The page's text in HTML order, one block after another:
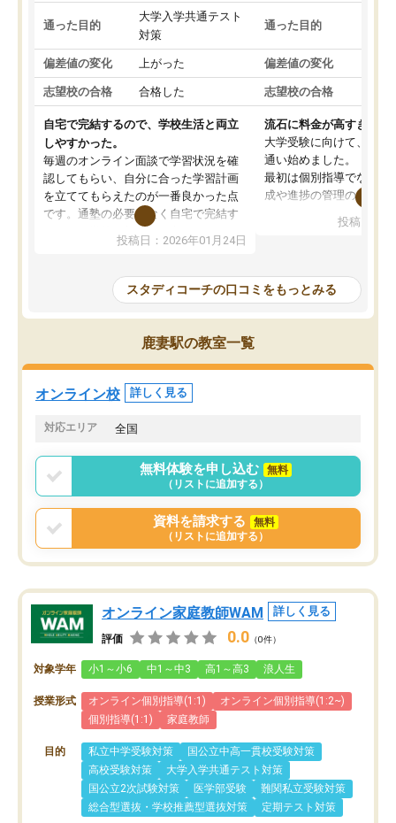
通った目的
大学入学共通テスト
対策
偏差値の変化 上がった
志望校の合格 合格した
自宅で完結するので、学校生活と両立
しやすかった。
毎週のオンライン面談で学習状況を確
認してもらい、自分に合った学習計画
を立ててもらえたのが一番良かった点
です。通塾の必要がなく自宅で完結す
たです。コーチが現役大学生で相談し
安も気軽に話せました。勉強習慣が身
についたと感じています。また、チャ
ットで質問できるのも便利でした。一
人では迷いがちだった受験勉強を、最
だと思います。
投稿日：2026年01月24日
通った目的
偏差値の変化
志望校の合格
流石に料金が高すぎる
大学受験に向けて、高2
通い始めました。
最初は個別指導でなく、
成や進捗の管理のみのコ
じ個別指導コースに変更
性が良くなかったです。
モチベーションが上がら
にやめてしまいました。
の方の予定が空いていな
唯一、塾内の設備だけは
で素晴らしかったです。
投稿日：
スタディコーチの口コミをもっとみる
鹿妻駅の教室一覧
オンライン校 詳しく見る
対応エリア 全国
無料体験を申し込む
無料
（リストに追加する）
資料を請求する
無料
（リストに追加する）
オンライン家庭教師WAM 詳しく見る
評価 0.0 （0件）
対象学年 小1～小6 中1～中3 高1～高3 浪人生
授業形式 オンライン個別指導(1:1)
オンライン個別指導(1:2~)
個別指導(1:1)
家庭教師
目的 私立中学受験対策
国公立中高一貫校受験対策
高校受験対策
大学入学共通テスト対策
国公立2次試験対策
医学部受験
難関私立受験対策
総合型選抜・学校推薦型選抜対策
定期テスト対策